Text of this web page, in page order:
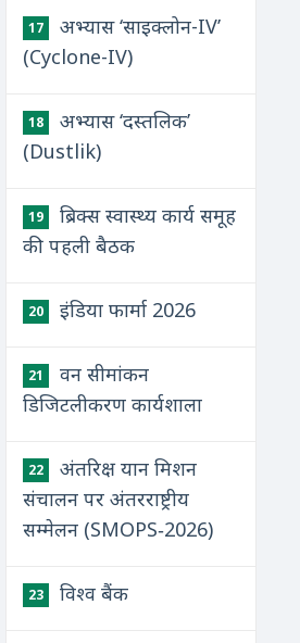
17
अभ्यास ‘साइक्लोन-IV’
(Cyclone-IV)
18
अभ्यास ‘दस्तलिक’
(Dustlik)
19
ब्रिक्स स्वास्थ्य कार्य समूह
की पहली बैठक
20 इंडिया फार्मा 2026
21
वन सीमांकन
डिजिटलीकरण कार्यशाला
22
अंतरिक्ष यान मिशन
संचालन पर अंतरराष्ट्रीय
सम्मेलन (SMOPS‑2026)
23 विश्व बैंक